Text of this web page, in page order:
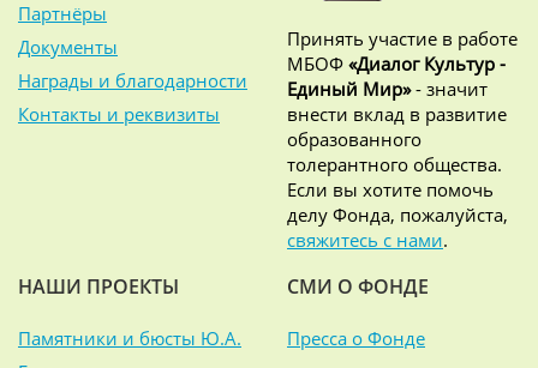
Партнёры
Документы
Награды и благодарности
Контакты и реквизиты
Принять участие в работе
МБОФ «Диалог Культур -
Единый Мир»- значит
внести вклад в развитие
образованного
толерантного общества.
Если вы хотите помочь
делу Фонда, пожалуйста,
свяжитесь с нами.
НАШИ ПРОЕКТЫ
Памятники и бюсты Ю.А.
СМИ О ФОНДЕ
Пресса о Фонде